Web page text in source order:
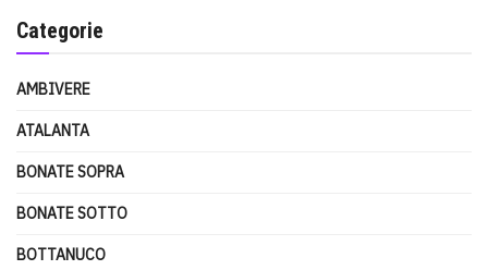
Categorie
AMBIVERE
ATALANTA
BONATE SOPRA
BONATE SOTTO
BOTTANUCO